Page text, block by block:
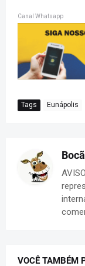
Canal Whatsapp
Tags Eunápolis
VOCÊ TAMBÉM